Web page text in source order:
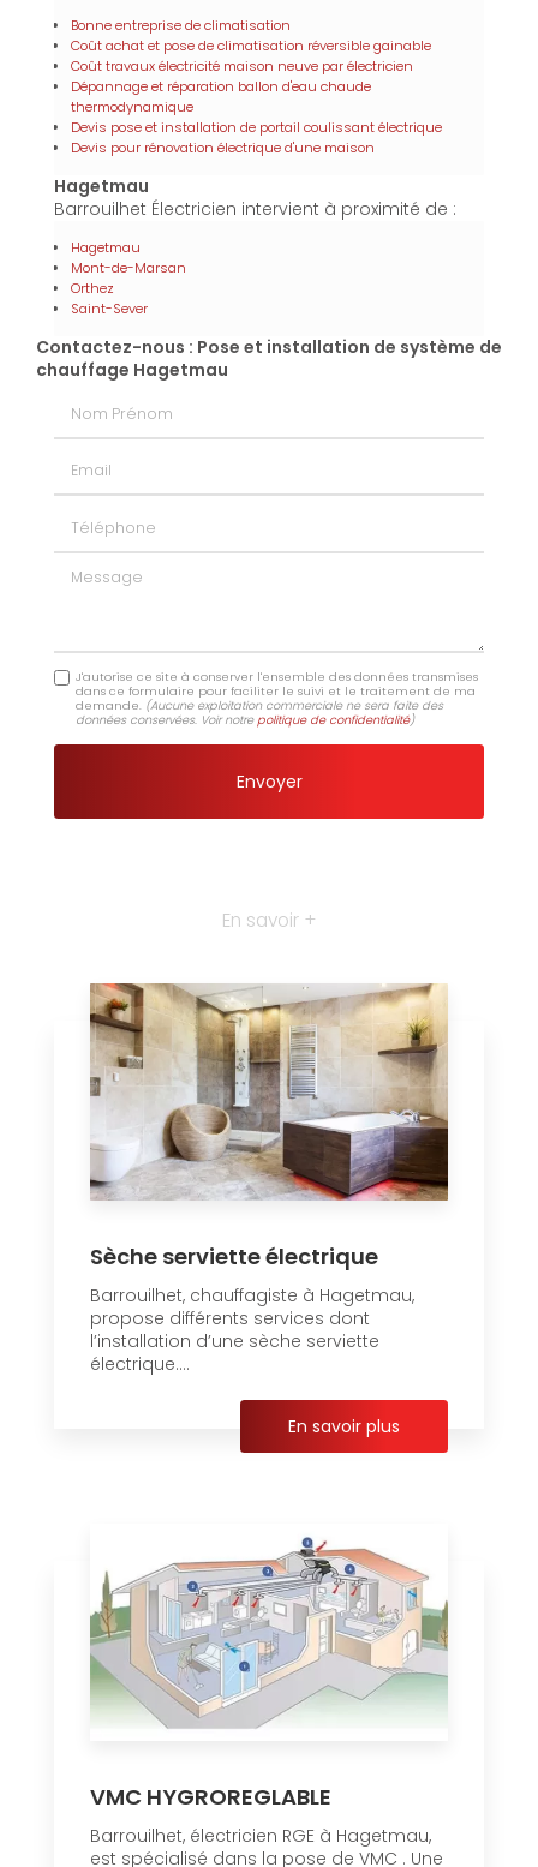
Bonne entreprise de climatisation
Coût achat et pose de climatisation réversible gainable
Coût travaux électricité maison neuve par électricien
Dépannage et réparation ballon d'eau chaude
thermodynamique
Devis pose et installation de portail coulissant électrique
Devis pour rénovation électrique d'une maison
Hagetmau
Barrouilhet Électricien intervient à proximité de :
Hagetmau
Mont-de-Marsan
Orthez
Saint-Sever
Contactez-nous : Pose et installation de système de
chauffage Hagetmau
Message
J'autorise ce site à conserver l'ensemble des données transmises
dans ce formulaire pour faciliter le suivi et le traitement de ma
demande. (Aucune exploitation commerciale ne sera faite des
données conservées. Voir notrepolitique de confidentialité)
En savoir +
Sèche serviette électrique
Barrouilhet, chauffagiste à Hagetmau,
propose différents services dont
l’installation d’une sèche serviette
électrique....
En savoir plus
VMC HYGROREGLABLE
Barrouilhet, électricien RGE à Hagetmau,
est spécialisé dans la pose de VMC . Une